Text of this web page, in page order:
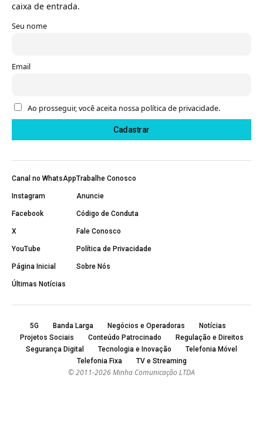
caixa de entrada.
Seu nome
Email
Ao prosseguir, você aceita nossa política de privacidade.
Canal no WhatsApp
Instagram
Facebook
X
YouTube
Página Inicial
Últimas Notícias
Trabalhe Conosco
Anuncie
Código de Conduta
Fale Conosco
Política de Privacidade
Sobre Nós
5G Banda Larga Negócios e Operadoras
Notícias
Projetos Sociais
Conteúdo Patrocinado
Regulação e Direitos
Segurança Digital
Tecnologia e Inovação
Telefonia Móvel
Telefonia Fixa
TV e Streaming
© 2011-2026 Minha Comunicação LTDA